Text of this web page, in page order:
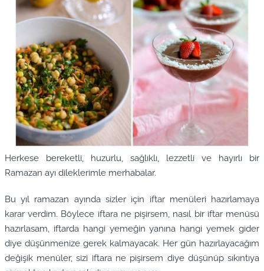
Herkese bereketli, huzurlu, sağlıklı, lezzetli ve hayırlı bir
Ramazan ayı dileklerimle merhabalar.
Bu yıl ramazan ayında sizler için iftar menüleri hazırlamaya
karar verdim. Böylece iftara ne pişirsem, nasıl bir iftar menüsü
hazırlasam, iftarda hangi yemeğin yanına hangi yemek gider
diye düşünmenize gerek kalmayacak. Her gün hazırlayacağım
değişik menüler, sizi iftara ne pişirsem diye düşünüp sıkıntıya